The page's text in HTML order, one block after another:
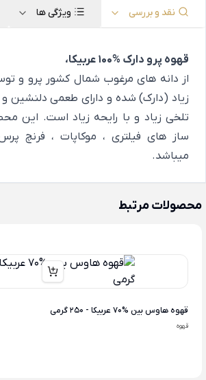
نقد و بررسی ویژگی ها
قهوه پرو دارک %100 عربیکا،
از دانه های مرغوب شمال کشور پرو و
زیاد (دارک) شده و دارای طعمی دلنشین
تلخی زیاد و با رایحه زیاد است. این
میباشد.
محصولات مرتبط
قهوه هاوس بین %70 عربیکا - 250 گرمی
قهوه